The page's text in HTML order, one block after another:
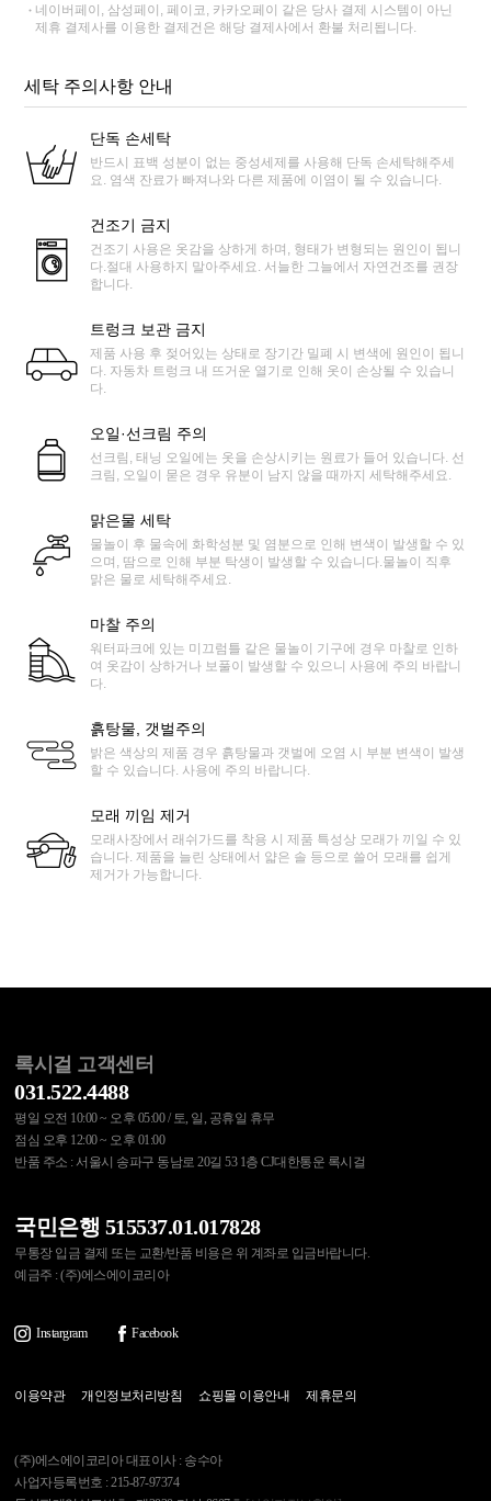
네이버페이, 삼성페이, 페이코, 카카오페이 같은 당사 결제 시스템이 아닌
제휴 결제사를 이용한 결제건은 해당 결제사에서 환불 처리됩니다.
세탁 주의사항 안내
단독 손세탁
반드시 표백 성분이 없는 중성세제를 사용해 단독 손세탁해주세
요. 염색 잔료가 빠져나와 다른 제품에 이염이 될 수 있습니다.
건조기 금지
건조기 사용은 옷감을 상하게 하며, 형태가 변형되는 원인이 됩니
다.절대 사용하지 말아주세요. 서늘한 그늘에서 자연건조를 권장
합니다.
트렁크 보관 금지
제품 사용 후 젖어있는 상태로 장기간 밀폐 시 변색에 원인이 됩니
다. 자동차 트렁크 내 뜨거운 열기로 인해 옷이 손상될 수 있습니
다.
오일·선크림 주의
선크림, 태닝 오일에는 옷을 손상시키는 원료가 들어 있습니다. 선
크림, 오일이 묻은 경우 유분이 남지 않을 때까지 세탁해주세요.
맑은물 세탁
물놀이 후 물속에 화학성분 및 염분으로 인해 변색이 발생할 수 있
으며, 땀으로 인해 부분 탁생이 발생할 수 있습니다.물놀이 직후
맑은 물로 세탁해주세요.
마찰 주의
워터파크에 있는 미끄럼틀 같은 물놀이 기구에 경우 마찰로 인하
여 옷감이 상하거나 보풀이 발생할 수 있으니 사용에 주의 바랍니
다.
흙탕물, 갯벌주의
밝은 색상의 제품 경우 흙탕물과 갯벌에 오염 시 부분 변색이 발생
할 수 있습니다. 사용에 주의 바랍니다.
모래 끼임 제거
모래사장에서 래쉬가드를 착용 시 제품 특성상 모래가 끼일 수 있
습니다. 제품을 늘린 상태에서 얇은 솔 등으로 쓸어 모래를 쉽게
제거가 가능합니다.
록시걸 고객센터
031.522.4488
평일 오전 10:00 ~ 오후 05:00 / 토, 일, 공휴일 휴무
점심 오후 12:00 ~ 오후 01:00
반품 주소 : 서울시 송파구 동남로 20길 53 1층 CJ대한통운 록시걸
국민은행 515537.01.017828
무통장 입금 결제 또는 교환/반품 비용은 위 계좌로 입금바랍니다.
예금주 : (주)에스에이코리아
Instargram Facebook
이용약관 개인정보처리방침 쇼핑몰 이용안내 제휴문의
(주)에스에이코리아 대표이사 : 송수아
사업자등록번호 : 215-87-97374